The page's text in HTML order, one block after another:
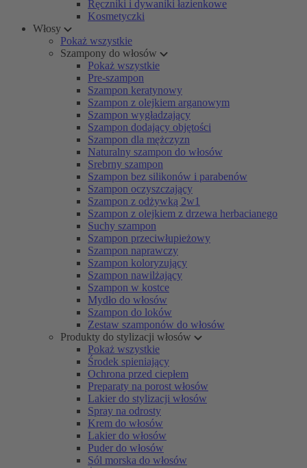
Ręczniki i dywaniki łazienkowe
Kosmetyczki
Włosy
Pokaż wszystkie
Szampony do włosów
Pokaż wszystkie
Pre-szampon
Szampon keratynowy
Szampon z olejkiem arganowym
Szampon wygładzający
Szampon dodający objętości
Szampon dla mężczyzn
Naturalny szampon do włosów
Srebrny szampon
Szampon bez silikonów i parabenów
Szampon oczyszczający
Szampon z odżywką 2w1
Szampon z olejkiem z drzewa herbacianego
Suchy szampon
Szampon przeciwłupieżowy
Szampon naprawczy
Szampon koloryzujący
Szampon nawilżający
Szampon w kostce
Mydło do włosów
Szampon do loków
Zestaw szamponów do włosów
Produkty do stylizacji włosów
Pokaż wszystkie
Środek spieniający
Ochrona przed ciepłem
Preparaty na porost włosów
Lakier do stylizacji włosów
Spray na odrosty
Krem do włosów
Lakier do włosów
Puder do włosów
Sól morska do włosów